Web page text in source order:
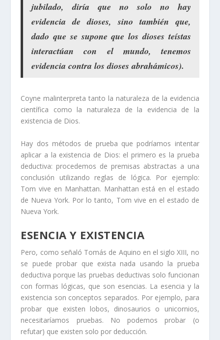
jubilado, diría que no solo no hay
evidencia de dioses, sino también que,
dado que se supone que los dioses teístas
interactúan con el mundo, tenemos
evidencia contra los dioses abrahámicos).
Coyne malinterpreta tanto la naturaleza de la evidencia
científica como la naturaleza de la evidencia de la
existencia de Dios.
Hay dos métodos de prueba que podríamos intentar
aplicar a la existencia de Dios: el primero es la prueba
deductiva: procedemos de premisas abstractas a una
conclusión utilizando reglas de lógica. Por ejemplo:
Tom vive en Manhattan. Manhattan está en el estado
de Nueva York. Por lo tanto, Tom vive en el estado de
Nueva York.
ESENCIA Y EXISTENCIA
Pero, como señaló Tomás de Aquino en el siglo XIII, no
se puede probar que exista nada usando la prueba
deductiva porque las pruebas deductivas solo funcionan
con formas lógicas, que son esencias. La esencia y la
existencia son conceptos separados. Por ejemplo, para
probar que existen lobos, dinosaurios o unicornios,
necesitaríamos pruebas. No podemos probar (o
refutar) que existen solo por deducción.